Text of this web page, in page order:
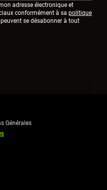
adresse électronique et
conformément à sa politique
se désabonner à tout
Générales